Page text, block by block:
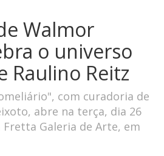
Walmor
o universo
Raulino Reitz
com curadoria de
abre na terça, dia 26
Fretta Galeria de Arte, em